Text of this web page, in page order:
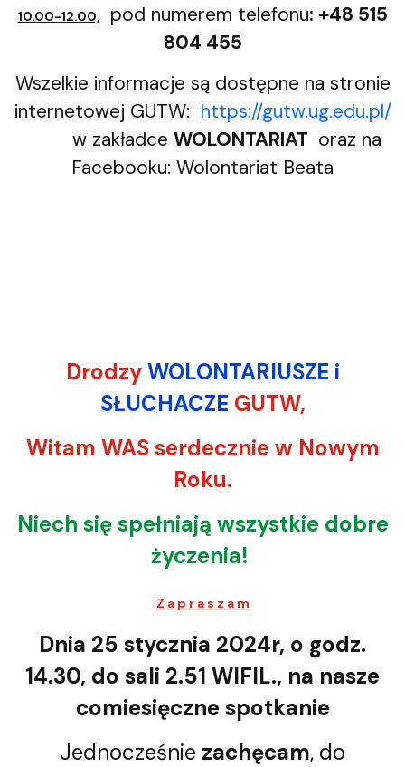
10.00-12.00,pod numerem telefonu: +48 515
804 455
Wszelkie informacje są dostępne na stronie
internetowej GUTW: https://gutw.ug.edu.pl/
w zakładce WOLONTARIAT oraz na
Facebooku: Wolontariat Beata
DrodzyWOLONTARIUSZE i
SŁUCHACZE GUTW,
Witam WAS serdecznie w Nowym
Roku.
Niech się spełniają wszystkie dobre
życzenia!
Z a p r a s z a m
Dnia 25 stycznia 2024r, o godz.
14.30, do sali 2.51 WIFIL., na nasze
comiesięczne spotkanie
Jednocześnie zachęcam, do